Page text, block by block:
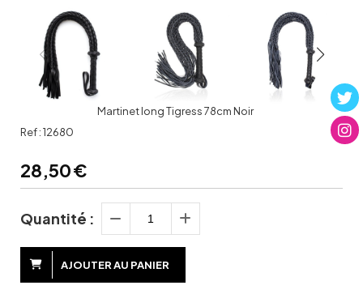
Martinet long Tigress 78cm Noir
Ref :12680
28,50€
Quantité :
AJOUTER AU PANIER